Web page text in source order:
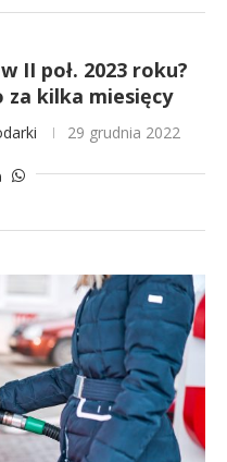
II poł. 2023 roku?
za kilka miesięcy
29 grudnia 2022